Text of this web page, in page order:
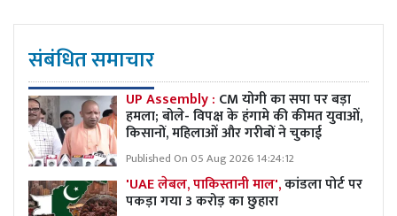
संबंधित समाचार
UP Assembly : CM योगी का सपा पर बड़ा
हमला; बोले- विपक्ष के हंगामे की कीमत युवाओं,
किसानों, महिलाओं और गरीबों ने चुकाई
Published On 05 Aug 2026 14:24:12
'UAE लेबल, पाकिस्तानी माल',कांडला पोर्ट पर
पकड़ा गया 3 करोड़ का छुहारा